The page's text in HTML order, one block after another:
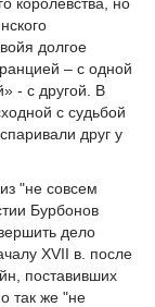
долгое
– с одной
- с другой. В
с судьбой
друг у
"не совсем
Бурбонов
дело
XVII в. после
поставивших
так же "не